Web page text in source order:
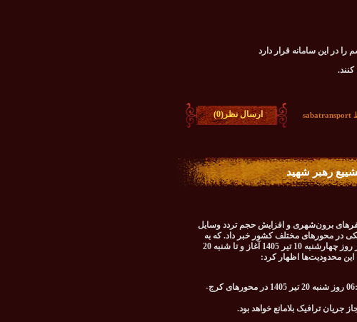
را در این سامانه قرار دارد
ارسال نظر(0)
رهبر شهید
برون‌شهری و افزایش حجم تردد وسایل
در محورهای مختلف کشور خبر داد. که به
منظور ارتقای ایمنی، تسهیل عبور و مرور و مدیریت ترافیک، محدودیت‌های ترافیکی از روز چهارشنبه 10 تیر 1405 آغاز و تا شنبه 20
تردد انواع موتورسیکلت از ساعت 12:00 ظهر روز چهارشنبه 10 تیر 1405 تا ساعت 06:00 روز شنبه 20 تیر 1405 در محورهای کرج-
ترافیک بلامانع خواهد بود.